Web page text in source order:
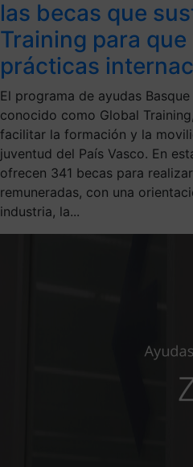
las becas que
Training para
prácticas
El programa de ayudas
conocido como Global
facilitar la formación y la
juventud del País Vasco. En
ofrecen 341 becas para
remuneradas, con una
industria, la...